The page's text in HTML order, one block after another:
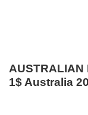
AUSTRALIAN
1$ Australia